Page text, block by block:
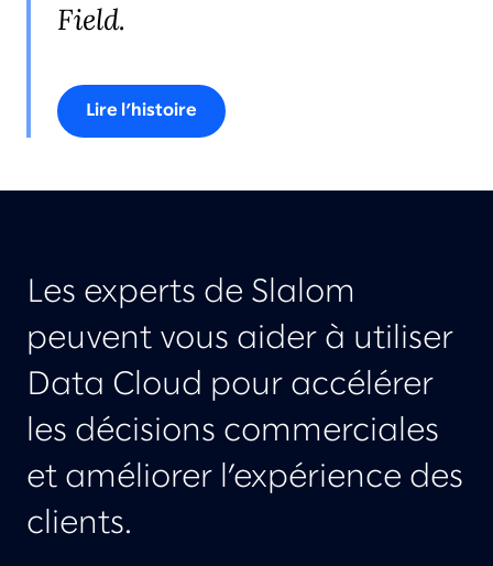
Field.
Lire l’histoire
Les experts de Slalom
peuvent vous aider à utiliser
Data Cloud pour accélérer
les décisions commerciales
et améliorer l’expérience des
clients.